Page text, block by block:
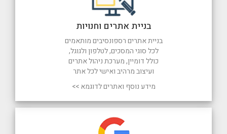
בניית אתרים וחנויות
בניית אתרים רספונסיבים מותאמים
לכל סוגי המסכים, לטלפון ולגוגל,
כולל דומיין, מערכת ניהול אתרים
ועיצוב מרהיב ואישי לכל אתר
מידע נוסף ואתרים לדוגמא >>